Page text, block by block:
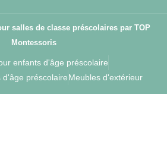
salles de classe préscolaires par TOP
Montessoris
enfants d'âge préscolaire
préscolaireMeubles d'extérieur